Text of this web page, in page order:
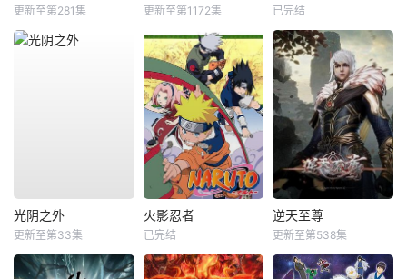
更新至第281集 更新至第1172集 已完结
光阴之外
更新至第33集
火影忍者
已完结
逆天至尊
更新至第538集